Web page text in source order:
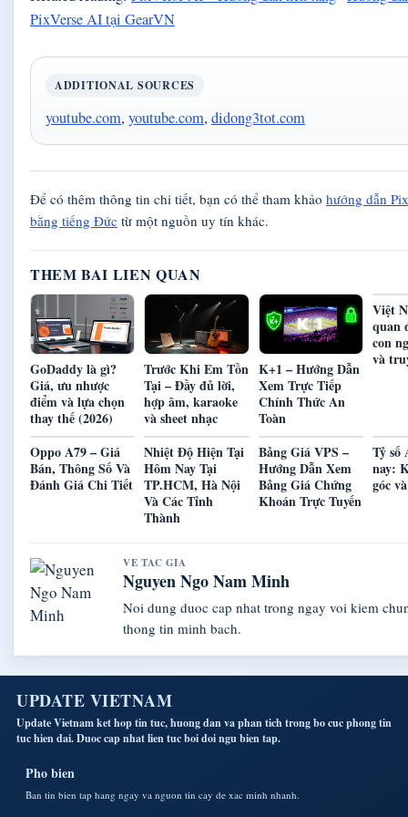
PixVerse AI tại GearVN
ADDITIONAL SOURCES
youtube.com, youtube.com, didong3tot.com
Để có thêm thông tin chi tiết, bạn có thể tham khảo hướng dẫn
bằng tiếng Đức từ một nguồn uy tín khác.
THEM BAI LIEN QUAN
GoDaddy là gì?
Giá, ưu nhược
điểm và lựa chọn
thay thế (2026)
Trước Khi Em Tồn
Tại – Đầy đủ lời,
hợp âm, karaoke
và sheet nhạc
K+1 – Hướng Dẫn
Xem Trực Tiếp
Chính Thức An
Toàn
Việt
quan
con
và
Oppo A79 – Giá
Bán, Thông Số Và
Đánh Giá Chi Tiết
Nhiệt Độ Hiện Tại
Hôm Nay Tại
TP.HCM, Hà Nội
Và Các Tỉnh
Thành
Bảng Giá VPS –
Hướng Dẫn Xem
Bảng Giá Chứng
Khoán Trực Tuyến
Tỷ số
nay:
góc
VE TAC GIA
Nguyen Ngo Nam Minh
Noi dung duoc cap nhat trong ngay voi kiem
thong tin minh bach.
UPDATE VIETNAM
Update Vietnam ket hop tin tuc, huong dan va phan tich trong bo cuc phong tin
tuc hien dai. Duoc cap nhat lien tuc boi doi ngu bien tap.
Pho bien
Ban tin bien tap hang ngay va nguon tin cay de xac minh nhanh.